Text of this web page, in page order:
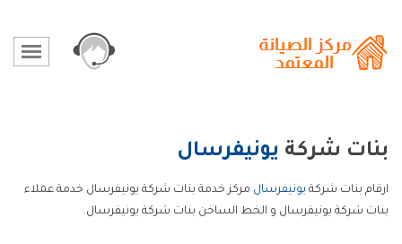
بنات شركة يونيفرسال
ارقام بنات شركة يونيفرسال مركز خدمة بنات شركة يونيفرسال خدمة عملاء
بنات شركة يونيفرسال و الخط الساخن بنات شركة يونيفرسال.